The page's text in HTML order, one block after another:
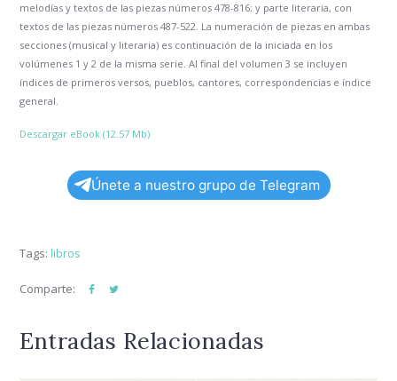
melodías y textos de las piezas números 478-816; y parte literaria, con
textos de las piezas números 487-522. La numeración de piezas en ambas
secciones (musical y literaria) es continuación de la iniciada en los
volúmenes 1 y 2 de la misma serie. Al final del volumen 3 se incluyen
índices de primeros versos, pueblos, cantores, correspondencias e índice
general.
Descargar eBook (12.57 Mb)
Únete a nuestro grupo de Telegram
Tags:libros
Comparte:
Entradas Relacionadas